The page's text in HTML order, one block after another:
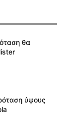
θα
ύψους